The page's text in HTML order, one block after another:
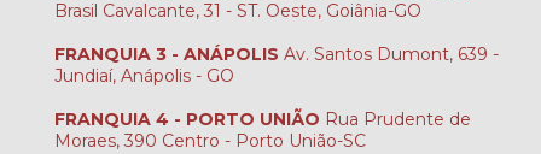
Brasil Cavalcante, 31 - ST. Oeste, Goiânia-GO
FRANQUIA 3 - ANÁPOLIS Av. Santos Dumont, 639 -
Jundiaí, Anápolis - GO
FRANQUIA 4 - PORTO UNIÃO Rua Prudente de
Moraes, 390 Centro - Porto União-SC